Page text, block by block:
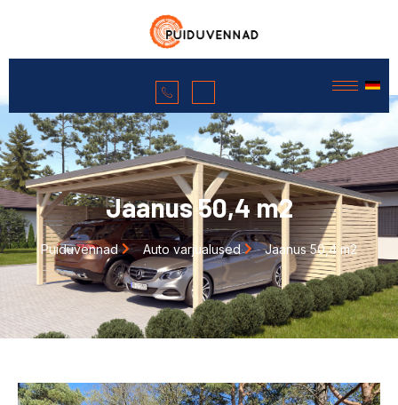
Jaanus 50,4 m2
Puiduvennad Auto varjualused Jaanus 50,4 m2